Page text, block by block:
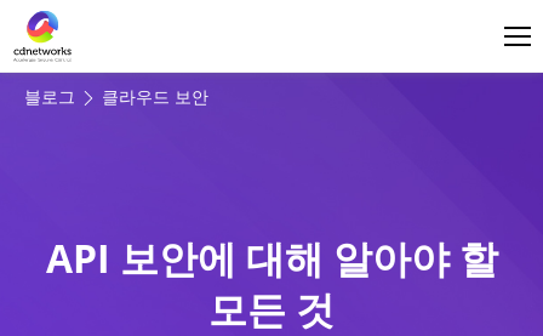
블로그 클라우드 보안
API 보안에 대해 알아야 할
모든 것